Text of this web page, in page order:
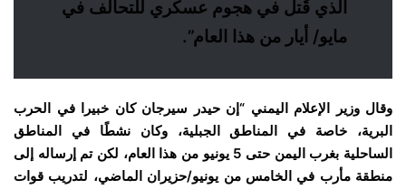
الذي قُتل في هجوم عسكري للتحالف في
مايو/ أيار من هذا العام”.
وقال وزير الإعلام اليمني “إن حيدر سيرجان كان خبيرا في الحرب
البرية، خاصة في المناطق الجبلية، وكان نشطًا في المناطق
الساحلية بغرب اليمن حتى 5 يونيو من هذا العام، لكن تم إرساله إلى
منطقة مأرب في الخامس من يونيو/حزيران الماضي، لتدريب قوات